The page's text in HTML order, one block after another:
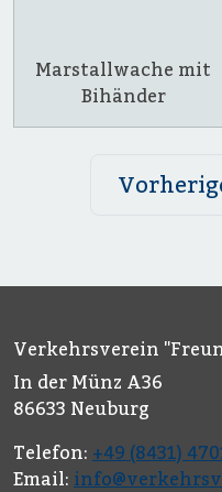
Marstallwache mit
Bihänder
Verkehrsverein
In der Münz A36
86633 Neuburg
Telefon: +49 (8431)
Email: